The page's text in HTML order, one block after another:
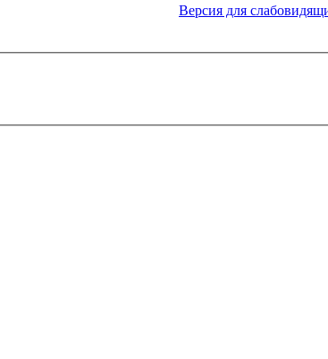
Версия для